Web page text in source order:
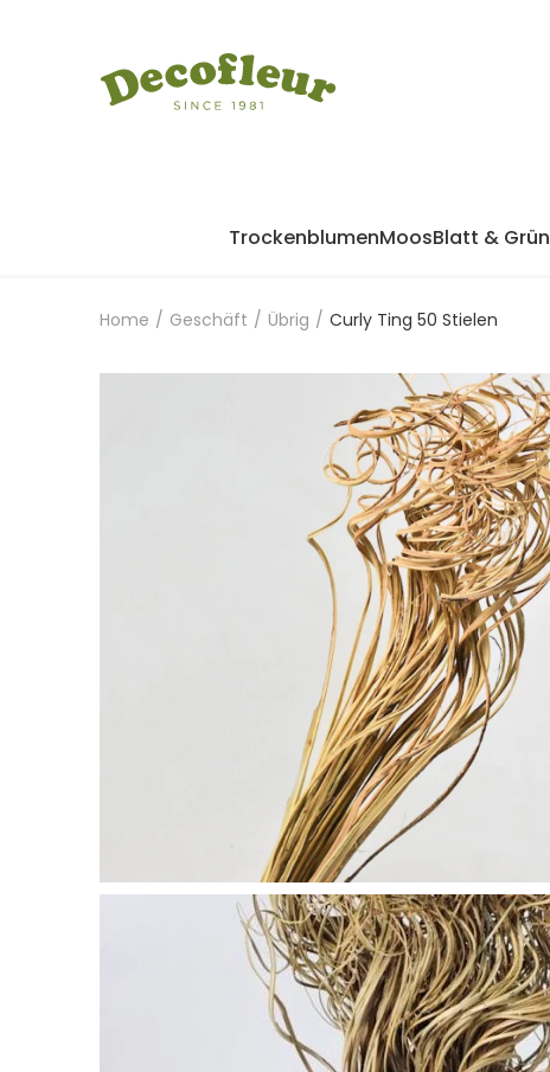
TrockenblumenMoosBlatt & Grün
Home / Geschäft / Übrig / Curly Ting 50 Stielen